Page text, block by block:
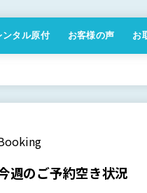
ンタル原付 お客様の声 お